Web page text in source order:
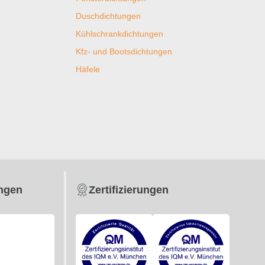
Duschdichtungen
Kühlschrankdichtungen
Kfz- und Bootsdichtungen
Häfele
Zertifizierungen